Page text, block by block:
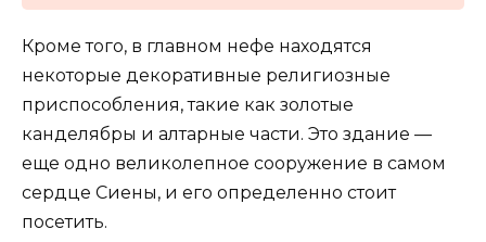
Кроме того, в главном нефе находятся
некоторые декоративные религиозные
приспособления, такие как золотые
канделябры и алтарные части. Это здание —
еще одно великолепное сооружение в самом
сердце Сиены, и его определенно стоит
посетить.